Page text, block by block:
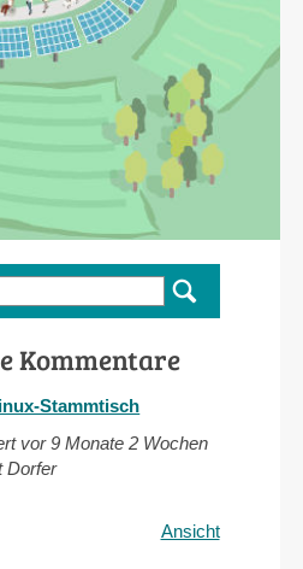
Kommentare
Stammtisch
vor9 Monate 2 Wochen
Dorfer
Ansicht